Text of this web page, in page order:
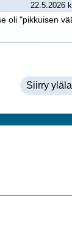
22.5.2026
oli "pikkuisen
Siirry